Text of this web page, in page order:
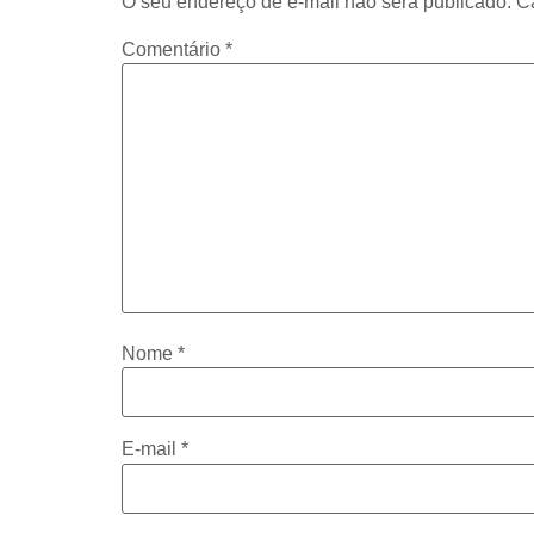
Comentário *
Nome *
E-mail *